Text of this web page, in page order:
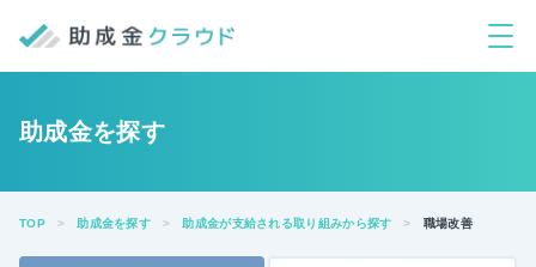
助成金を探す
TOP 助成金を探す 助成金が支給される取り組みから探す 職場改善